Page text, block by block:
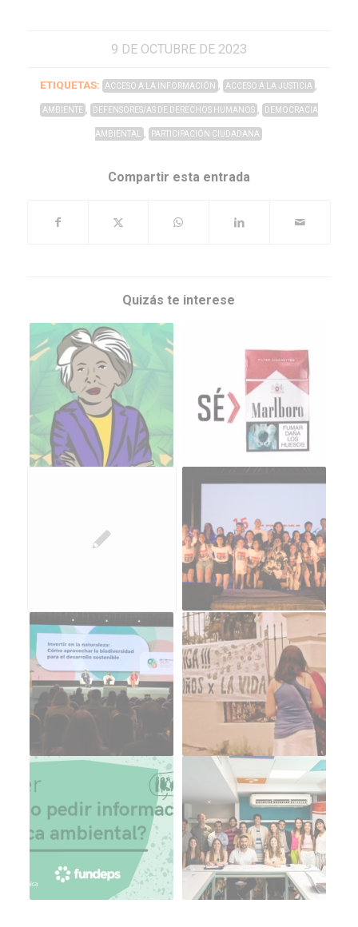
9 DE OCTUBRE DE 2023
ETIQUETAS: ACCESO A LA INFORMACIÓN , ACCESO A LA JUSTICIA
AMBIENTE , DEFENSORES/AS DE DERECHOS HUMANOS , DEMOCRACIA
AMBIENTAL , PARTICIPACIÓN CIUDADANA
Compartir esta entrada
Quizás te interese